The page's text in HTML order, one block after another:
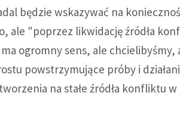
będzie wskazywać na
ale "poprzez likwidację źródła
ogromny sens, ale chcielibyśmy,
powstrzymujące próby i
na stałe źródła konfliktu